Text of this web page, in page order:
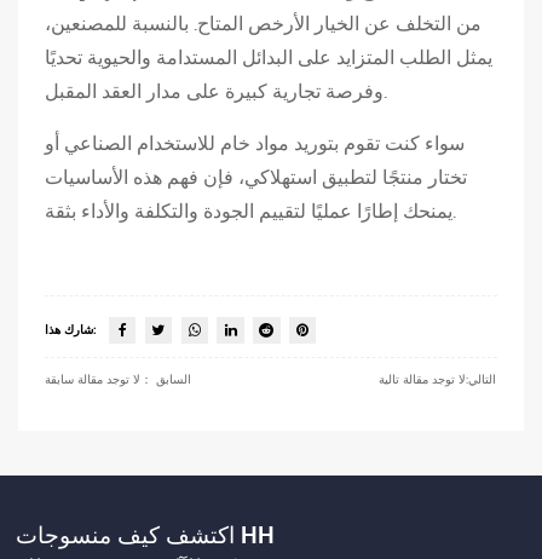
ل
م
ن
س
و
ج
ن
من التخلف عن الخيار الأرخص المتاح. بالنسبة للمصنعين،
يمثل الطلب المتزايد على البدائل المستدامة والحيوية تحديًا
سواء كنت تقوم بتوريد مواد خام للاستخدام الصناعي أو
تختار منتجًا لتطبيق استهلاكي، فإن فهم هذه الأساسيات
شارك هذا:
السابق ：لا توجد مقالة سابقة التالي:لا توجد مقالة تالية
اكتشف كيف منسوجات HH